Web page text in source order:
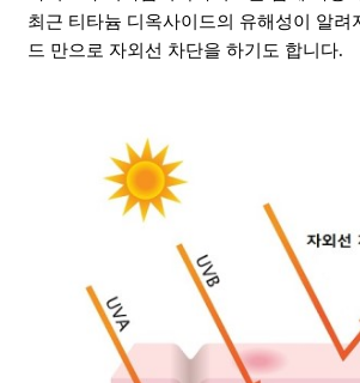
최근 티타늄 디옥사이드의 유해성이 알려
드 만으로 자외선 차단을 하기도 합니다.